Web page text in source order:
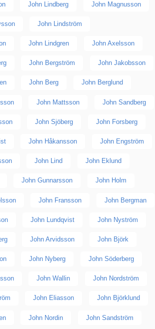
John Lindberg John Magnusson
John Lindström
John Lindgren John Axelsson
John Bergström John Jakobsson
John Berg John Berglund
John Mattsson John Sandberg
John Sjöberg John Forsberg
John Håkansson John Engström
John Lind John Eklund
John Gunnarsson John Holm
John Fransson John Bergman
John Lundqvist John Nyström
John Arvidsson John Björk
John Nyberg John Söderberg
John Wallin John Nordström
John Eliasson John Björklund
John Nordin John Sandström